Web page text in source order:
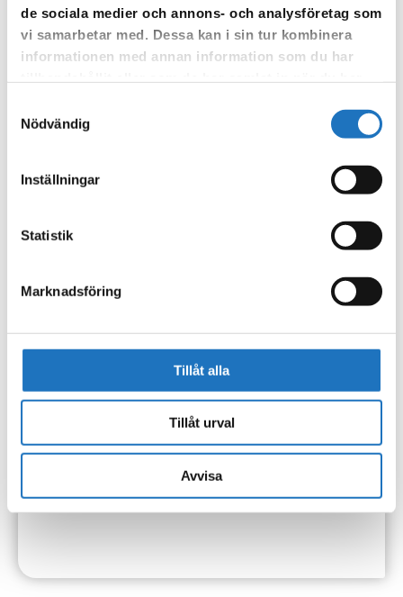
de sociala medier och annons- och analysföretag som
vi samarbetar med. Dessa kan i sin tur kombinera
informationen med annan information som du har
Nödvändig
Inställningar
Statistik
Marknadsföring
Tillåt alla
Tillåt urval
Avvisa
Anmäl dig till vår sms-tjänst.
Vår sms-tjänst använder vi enbart för att kunna informera dig
om driftstörningar och andra händelser som kan påverka dig
som fastighetsägare.